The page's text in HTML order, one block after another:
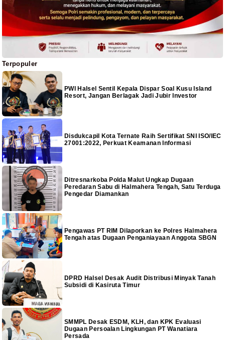
Terpopuler
PWI Halsel Sentil Kepala Dispar Soal Kusu Island
Resort, Jangan Berlagak Jadi Jubir Investor
Disdukcapil Kota Ternate Raih Sertifikat SNI ISO/IEC
27001:2022, Perkuat Keamanan Informasi
Ditresnarkoba Polda Malut Ungkap Dugaan
Peredaran Sabu di Halmahera Tengah, Satu Terduga
Pengedar Diamankan
Pengawas PT RIM Dilaporkan ke Polres Halmahera
Tengah atas Dugaan Penganiayaan Anggota SBGN
DPRD Halsel Desak Audit Distribusi Minyak Tanah
Subsidi di Kasiruta Timur
SMMPL Desak ESDM, KLH, dan KPK Evaluasi
Dugaan Persoalan Lingkungan PT Wanatiara
Persada